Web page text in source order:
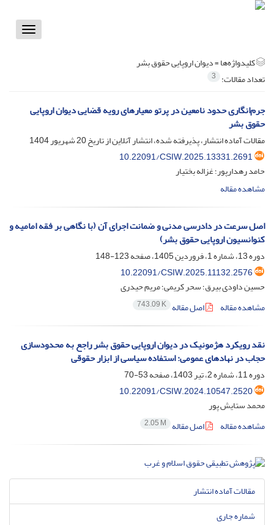
Toggle
کلیدواژه‌ها =دیوان اروپایی حقوق بشر
تعداد مقالات: 3
جرم‌انگاری حدود نامعین در پرتو معیارهای رویه قضایی دیوان اروپایی
حقوق بشر
مقالات آماده انتشار، پذیرفته شده، انتشار آنلاین از تاریخ20 شهریور 1404
10.22091/CSIW.2025.13331.2691
حامد رهدارپور؛ غزاله بختیار
مشاهده مقاله
اصل سرعت در دادرسی مدنی و ضمانت اجرای آن (با نگاهی بر فقه امامیه و
کنوانسیون اروپایی حقوق بشر)
دوره 13، شماره 1، فروردین 1405، صفحه
123-148
10.22091/CSIW.2025.11132.2576
حسین داودی بیرق؛ سحر کریمی؛ مریم حیدری
مشاهده مقاله
اصل مقاله 743.09 K
نقد رویکرد هژمونیک در دیوان اروپایی حقوق بشر راجع به محدودسازی
حجاب در نهادهای عمومی: استفاده سیاسی از ابزار حقوقی
دوره 11، شماره 2، تیر 1403، صفحه
53-70
10.22091/CSIW.2024.10547.2520
محمد ستایش پور
مشاهده مقاله
اصل مقاله 2.05 M
مقالات آماده انتشار
شماره جاری